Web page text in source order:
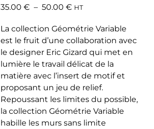
peuvent
choisies
sur
la
page
du
produit
35.00 € – 50.00 €Plage
prix :
35.00 €
à
50.00 €
HT
La collection Géométrie Variable
est le fruit d’une collaboration avec
le designer Eric Gizard qui met en
lumière le travail délicat de la
matière avec l’insert de motif et
proposant un jeu de relief.
Repoussant les limites du possible,
la collection Géométrie Variable
habille les murs sans limite